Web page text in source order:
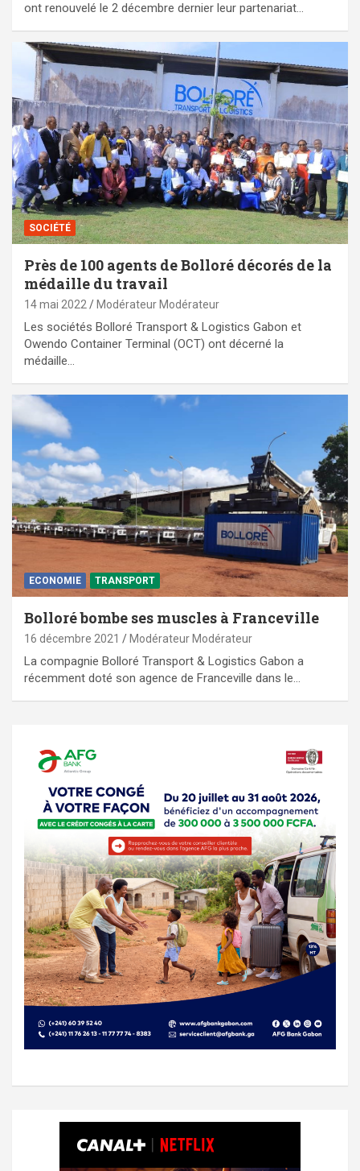
ont renouvelé le 2 décembre dernier leur partenariat…
SOCIÉTÉ
Près de 100 agents de Bolloré décorés de la
médaille du travail
14 mai 2022 Modérateur Modérateur
Les sociétés Bolloré Transport & Logistics Gabon et
Owendo Container Terminal (OCT) ont décerné la
médaille…
ECONOMIE TRANSPORT
Bolloré bombe ses muscles à Franceville
16 décembre 2021 Modérateur Modérateur
La compagnie Bolloré Transport & Logistics Gabon a
récemment doté son agence de Franceville dans le…